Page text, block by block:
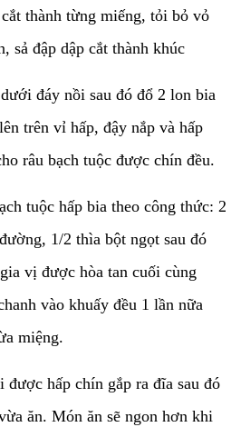
thành từng miếng, tỏi bỏ vỏ
sả đập dập cắt thành khúc
đáy nồi sau đó đổ 2 lon bia
trên vỉ hấp, đậy nắp và hấp
râu bạch tuộc được chín đều.
tuộc hấp bia theo công thức: 2
1/2 thìa bột ngọt sau đó
vị được hòa tan cuối cùng
vào khuấy đều 1 lần nữa
miệng.
được hấp chín gắp ra đĩa sau đó
ăn. Món ăn sẽ ngon hơn khi